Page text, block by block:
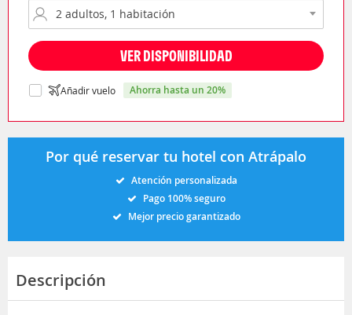
VER DISPONIBILIDAD
Añadir vuelo ahorra hasta un 20%
Por qué reservar tu hotel con Atrápalo
Atención personalizada
Pago 100% seguro
Mejor precio garantizado
Descripción